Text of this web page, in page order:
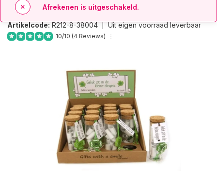
Flesje met gelukswensen
Artikelcode:R212-8-38004 |Uit eigen voorraad leverbaar
10/10 (4 Reviews)